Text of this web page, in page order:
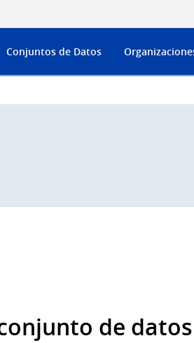
Conjuntos de Datos
de